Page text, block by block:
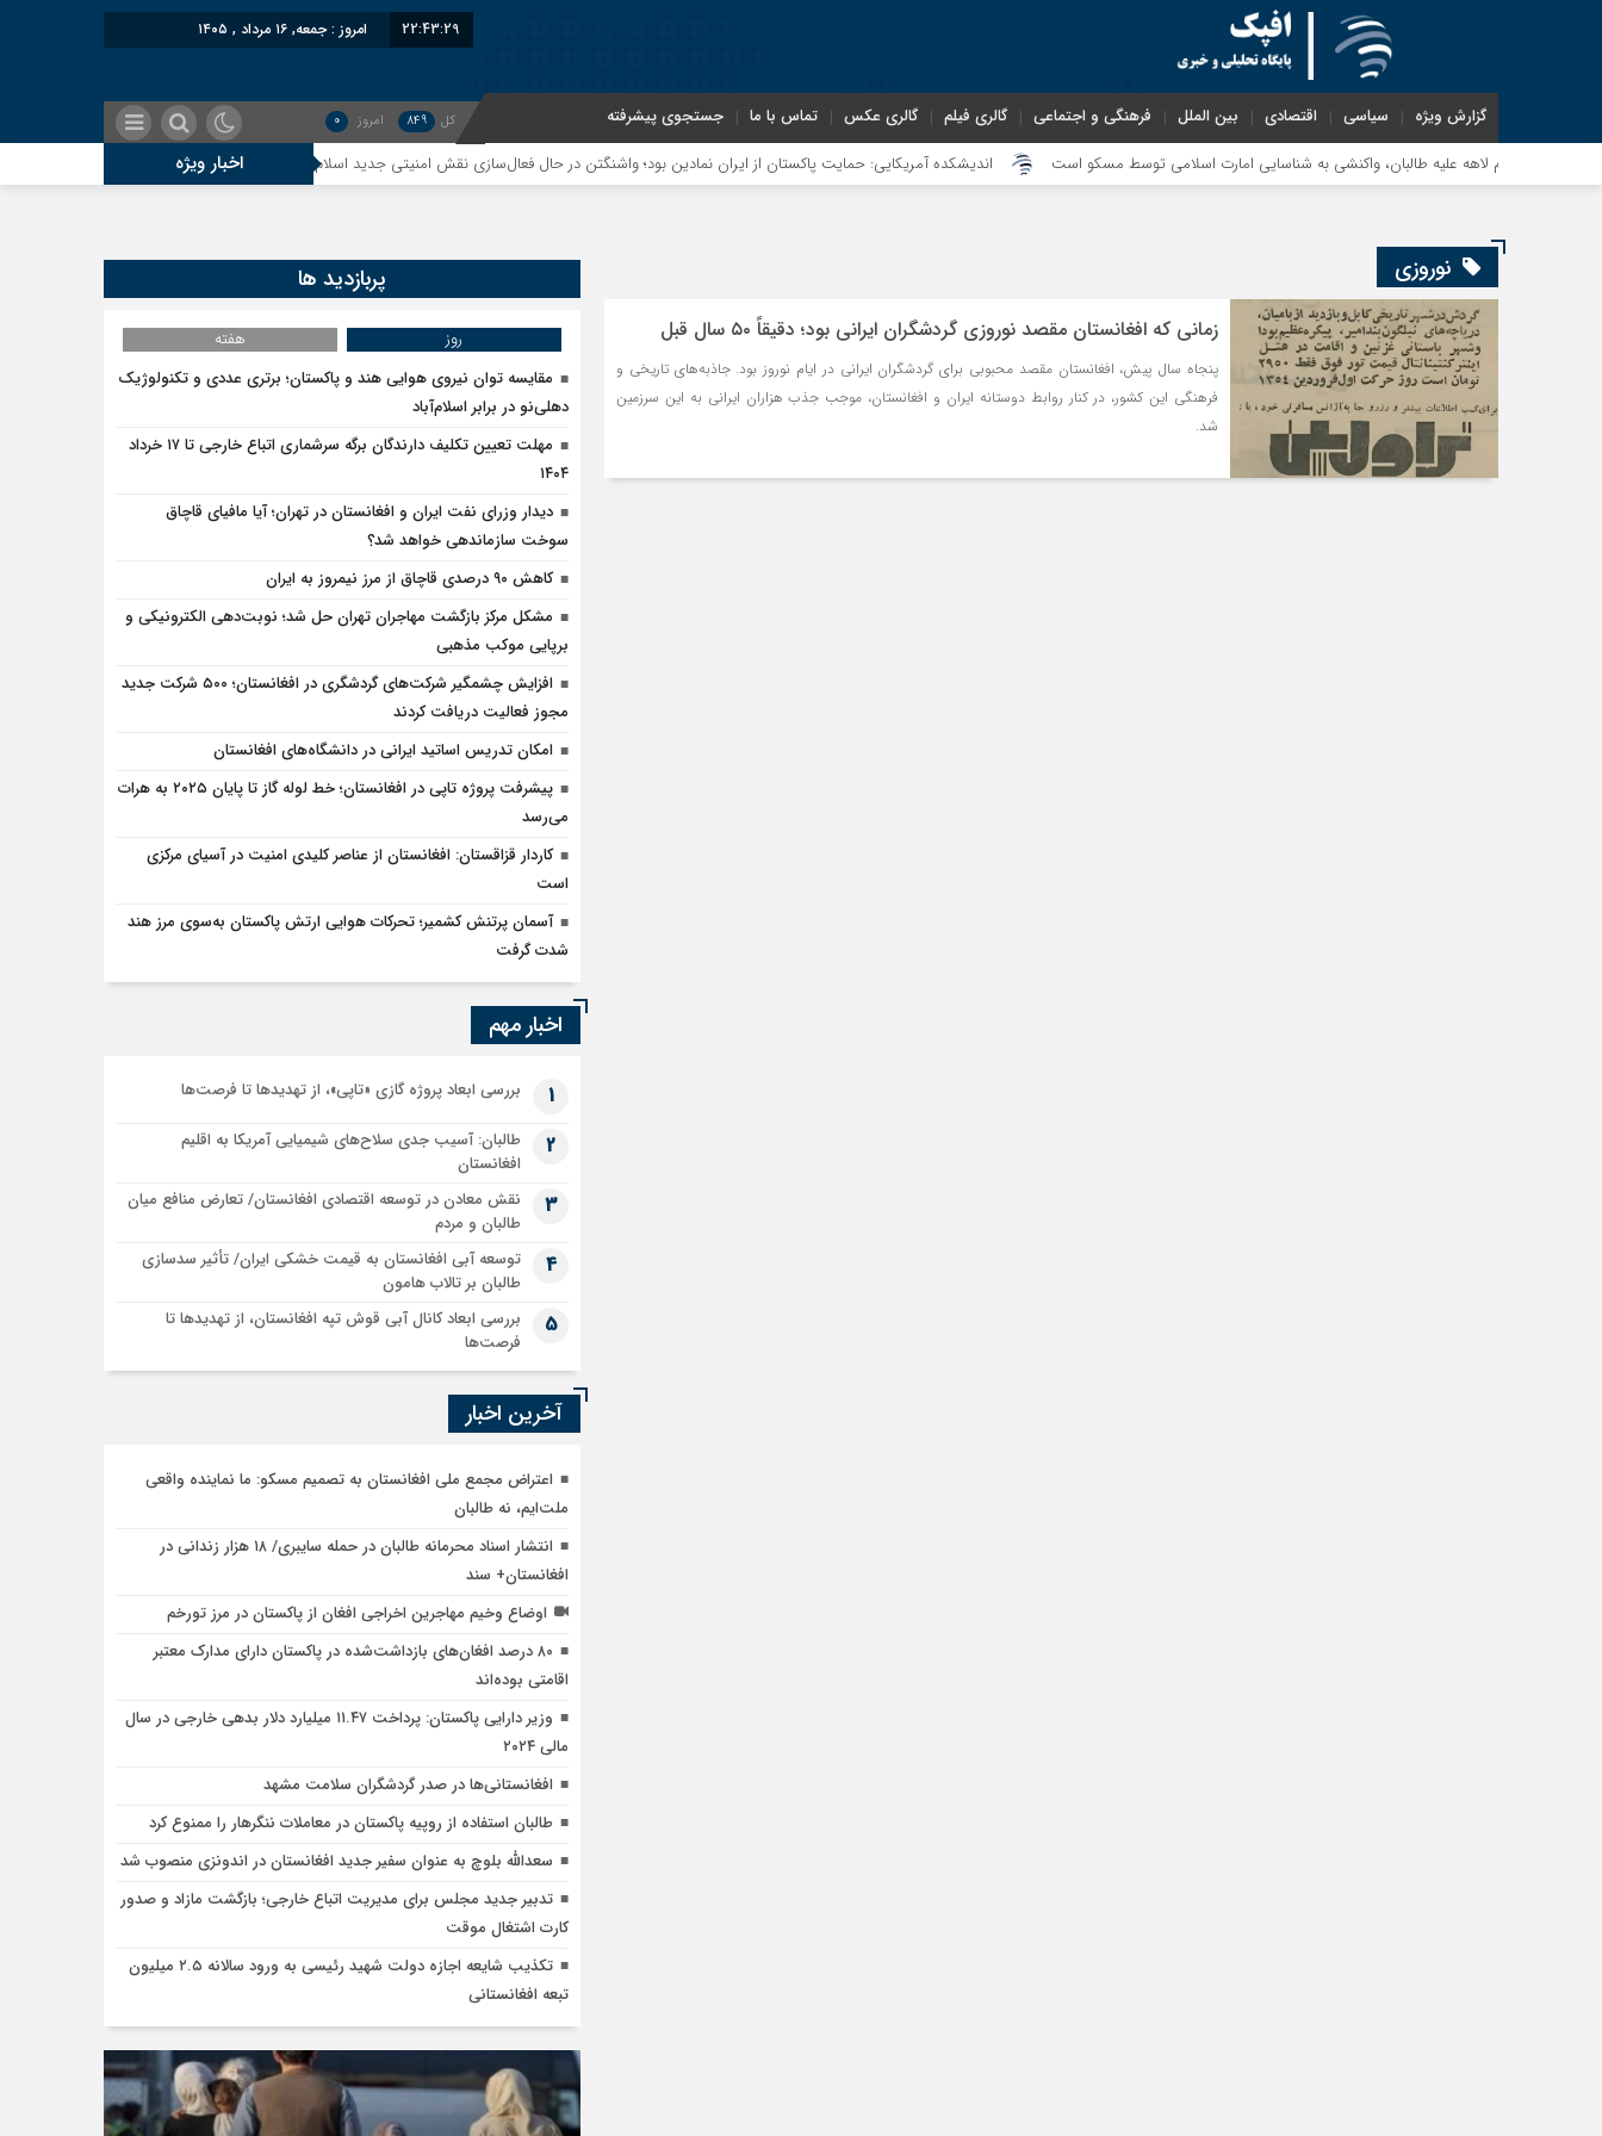
22:43:29 امروز : جمعه, ۱۶ مرداد , ۱۴۰۵
گزارش ویژه سیاسی اقتصادی بین الملل فرهنگی و اجتماعی گالری فیلم گالری عکس تماس با ما جستجوی پیشرفته کل 849 امروز 0
اخبار ویژه حکم لاهه علیه طالبان، واکنشی به شناسایی امارت اسلامی توسط مسکو است اندیشکده آمریکایی: حمایت پاکستان از ایران نمادین بود؛ واشنگتن در حال فعال‌سازی نقش امنیتی جدید اسلام‌آباد سوءاستفاده معاندین از مهاجرین اخراج‌شده
نوروزی
زمانی که افغانستان مقصد نوروزی گردشگران ایرانی بود؛ دقیقاً ۵۰ سال قبل
پنجاه سال پیش، افغانستان مقصد محبوبی برای گردشگران ایرانی در ایام نوروز بود. جاذبه‌های تاریخی و
فرهنگی این کشور، در کنار روابط دوستانه ایران و افغانستان، موجب جذب هزاران ایرانی به این سرزمین
شد.
پربازدید ها
روز
هفته
مقایسه توان نیروی هوایی هند و پاکستان؛ برتری عددی و تکنولوژیک
دهلی‌نو در برابر اسلام‌آباد
مهلت تعیین تکلیف دارندگان برگه سرشماری اتباع خارجی تا ۱۷ خرداد
۱۴۰۴
دیدار وزرای نفت ایران و افغانستان در تهران؛ آیا مافیای قاچاق
سوخت سازماندهی خواهد شد؟
کاهش ۹۰ درصدی قاچاق از مرز نیمروز به ایران
مشکل مرکز بازگشت مهاجران تهران حل شد؛ نوبت‌دهی الکترونیکی و
برپایی موکب مذهبی
افزایش چشمگیر شرکت‌های گردشگری در افغانستان؛ ۵۰۰ شرکت جدید
مجوز فعالیت دریافت کردند
امکان تدریس اساتید ایرانی در دانشگاه‌های افغانستان
پیشرفت پروژه تاپی در افغانستان؛ خط لوله گاز تا پایان ۲۰۲۵ به هرات
می‌رسد
کاردار قزاقستان: افغانستان از عناصر کلیدی امنیت در آسیای مرکزی
است
آسمان پرتنش کشمیر؛ تحرکات هوایی ارتش پاکستان به‌سوی مرز هند
شدت گرفت
اخبار مهم
1 بررسی ابعاد پروژه گازی «تاپی»، از تهدیدها تا فرصت‌ها
2
طالبان: آسیب جدی سلاح‌های شیمیایی آمریکا به اقلیم
افغانستان
3
نقش معادن در توسعه اقتصادی افغانستان/ تعارض منافع میان
طالبان و مردم
4
توسعه آبی افغانستان به قیمت خشکی ایران/ تأثیر سدسازی
طالبان بر تالاب هامون
5
بررسی ابعاد کانال آبی قوش تپه افغانستان، از تهدیدها تا
فرصت‌ها
آخرین اخبار
اعتراض مجمع ملی افغانستان به تصمیم مسکو: ما نماینده واقعی
ملت‌ایم، نه طالبان
انتشار اسناد محرمانه طالبان در حمله سایبری/ ۱۸ هزار زندانی در
افغانستان+ سند
اوضاع وخیم مهاجرین اخراجی افغان از پاکستان در مرز تورخم
۸۰ درصد افغان‌های بازداشت‌شده در پاکستان دارای مدارک معتبر
اقامتی بوده‌اند
وزیر دارایی پاکستان: پرداخت ۱۱.۴۷ میلیارد دلار بدهی خارجی در سال
مالی ۲۰۲۴
افغانستانی‌ها در صدر گردشگران سلامت مشهد
طالبان استفاده از روپیه پاکستان در معاملات ننگرهار را ممنوع کرد
سعدالله بلوچ به عنوان سفیر جدید افغانستان در اندونزی منصوب شد
تدبیر جدید مجلس برای مدیریت اتباع خارجی؛ بازگشت مازاد و صدور
کارت اشتغال موقت
تکذیب شایعه اجازه دولت شهید رئیسی به ورود سالانه ۲.۵ میلیون
تبعه افغانستانی